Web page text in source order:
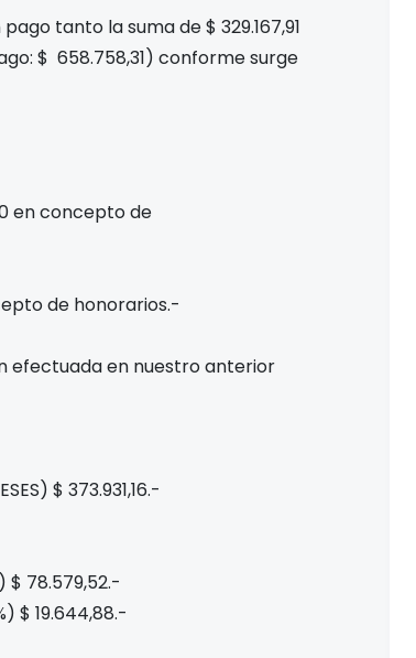
tanto la suma de $ 329.167,91
$ 658.758,31) conforme surge
en concepto de
de honorarios.-
efectuada en nuestro anterior
$ 373.931,16.-
$ 78.579,52.-
$ 19.644,88.-